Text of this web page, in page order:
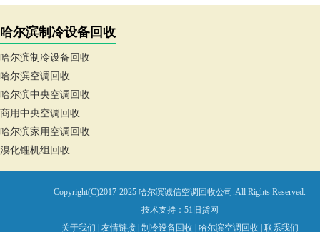
哈尔滨制冷设备回收
哈尔滨制冷设备回收
哈尔滨空调回收
哈尔滨中央空调回收
商用中央空调回收
哈尔滨家用空调回收
溴化锂机组回收
Copyright(C)2017-2025 哈尔滨诚信空调回收公司.All Rights Reserved.
技术支持： 51旧货网
关于我们
友情链接| 制冷设备回收 哈尔滨空调回收 联系我们